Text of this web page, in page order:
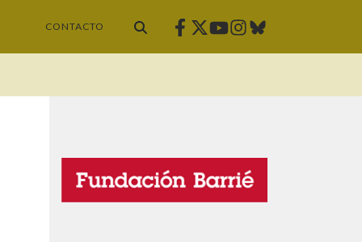
CONTACTO Facebook
Twitter
Youtube
Instagram
Bluesky